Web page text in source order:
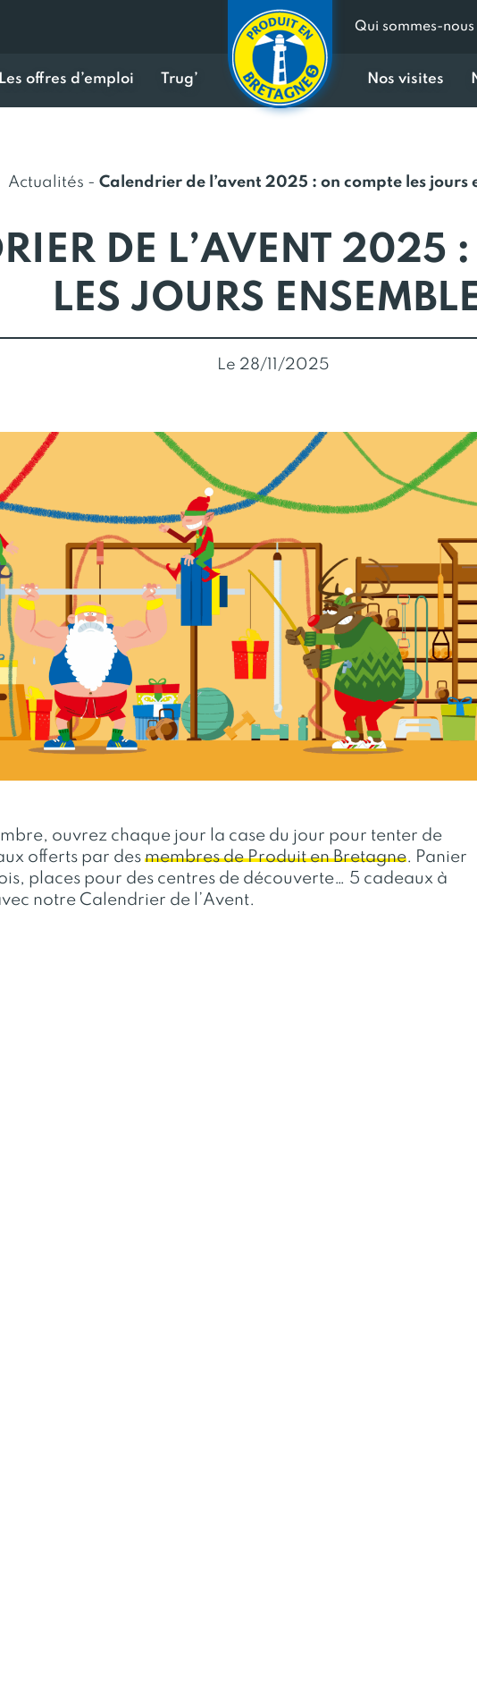
Qui sommes-nous
Les offres d’emploi Trug’ Nos visites
Actualités - Calendrier de l’avent 2025 : on compte les jours
DE L’AVENT 2025
LES JOURS
Le 28/11/2025
ouvrez chaque jour la case du jour pour tenter de
offerts par des membres de Produit en Bretagne. Panier
places pour des centres de découverte… 5 cadeaux à
notre Calendrier de l’Avent.